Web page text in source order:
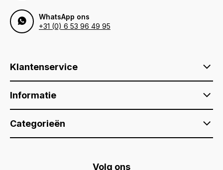
WhatsApp ons
+31 (0) 6 53 96 49 95
Klantenservice
Informatie
Categorieën
Volg ons